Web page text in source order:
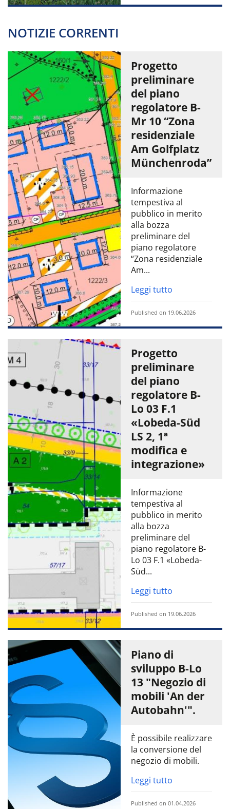
NOTIZIE CORRENTI
Progetto
preliminare
del piano
regolatore B-
Mr 10 “Zona
residenziale
Am Golfplatz
Münchenroda”
Informazione
tempestiva al
pubblico in merito
alla bozza
preliminare del
piano regolatore
“Zona residenziale
Am...
Leggi tutto
Published on 19.06.2026
Progetto
preliminare
del piano
regolatore B-
Lo 03 F.1
«Lobeda-Süd
LS 2, 1ª
modifica e
integrazione»
Informazione
tempestiva al
pubblico in merito
alla bozza
preliminare del
piano regolatore B-
Lo 03 F.1 «Lobeda-
Süd...
Leggi tutto
Published on 19.06.2026
Piano di
sviluppo B-Lo
13 "Negozio di
mobili 'An der
Autobahn'".
È possibile realizzare
la conversione del
negozio di mobili.
Leggi tutto
Published on 01.04.2026